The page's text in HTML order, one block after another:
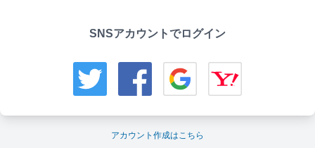
SNSアカウントでログイン
アカウント作成はこちら